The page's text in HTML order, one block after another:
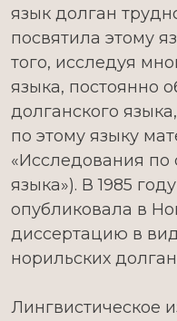
язык долган
посвятила этому
того, исследуя
языка, постоянно
долганского
по этому языку
«Исследования по
языка»). В 1985
опубликовала в
диссертацию в
норильских
Лингвистическое